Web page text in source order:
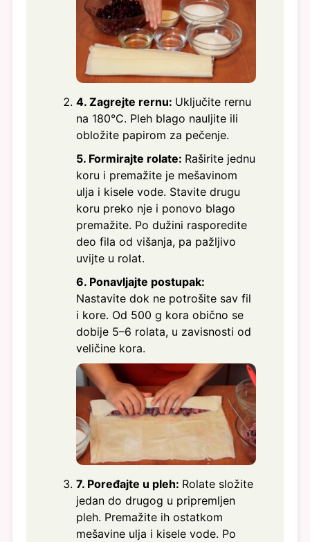
4. Zagrejte rernu: Uključite rernu
na 180°C. Pleh blago nauljite ili
obložite papirom za pečenje.
5. Formirajte rolate: Raširite jednu
koru i premažite je mešavinom
ulja i kisele vode. Stavite drugu
koru preko nje i ponovo blago
premažite. Po dužini rasporedite
deo fila od višanja, pa pažljivo
uvijte u rolat.
6. Ponavljajte postupak:
Nastavite dok ne potrošite sav fil
i kore. Od 500 g kora obično se
dobije 5–6 rolata, u zavisnosti od
veličine kora.
7. Poređajte u pleh: Rolate složite
jedan do drugog u pripremljen
pleh. Premažite ih ostatkom
mešavine ulja i kisele vode. Po